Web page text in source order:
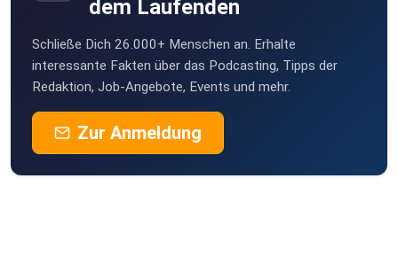
dem Laufenden
Schließe Dich 26.000+ Menschen an. Erhalte
interessante Fakten über das Podcasting, Tipps der
Redaktion, Job-Angebote, Events und mehr.
Zur Anmeldung